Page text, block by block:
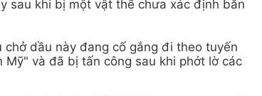
sau khi bị một vật thể chưa xác định bắn
dầu này đang cố gắng đi theo tuyến
và đã bị tấn công sau khi phớt lờ các